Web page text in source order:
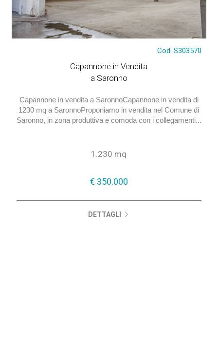
Cod. S303570
Capannone in Vendita
a Saronno
Capannone in vendita a SaronnoCapannone in vendita di
1230 mq a SaronnoProponiamo in vendita nel Comune di
Saronno, in zona produttiva e comoda con i collegamenti...
1.230 mq
€ 350.000
DETTAGLI